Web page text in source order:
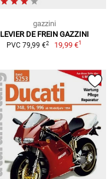
gazzini
LEVIER DE FREIN GAZZINI
PVC 79,99 €2 19,99 €1